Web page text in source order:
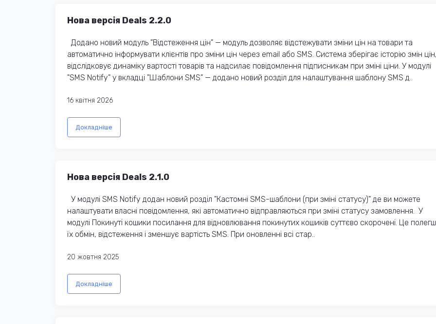
Нова версія Deals 2.2.0
Додано новий модуль "Відстеження цін" — модуль дозволяє відстежувати зміни цін на товари та
автоматично інформувати клієнтів про зміни цін через email або SMS. Система зберігає історію змін
відслідковує динаміку вартості товарів та надсилає повідомлення підписникам при зміні ціни. У модулі
"SMS Notify" у вкладці "Шаблони SMS" — додано новий розділ для налаштування шаблону SMS д..
16 квітня 2026
Докладніше
Нова версія Deals 2.1.0
У модулі SMS Notify додан новий розділ "Кастомні SMS-шаблони (при зміні статусу)" де ви можете
налаштувати власні повідомлення, які автоматично відправляються при зміні статусу замовлення. У
модулі Покинуті кошики посилання для відновлювання покинутих кошиків суттєво скорочені. Це
їх обмін, відстеження і зменшує вартість SMS. При оновленні всі стар..
20 жовтня 2025
Докладніше